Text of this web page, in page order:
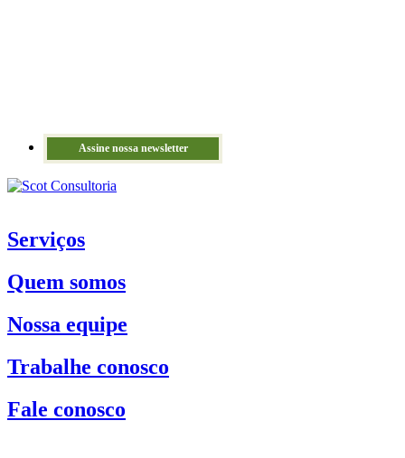
Assine nossa newsletter
Serviços
Quem somos
Nossa equipe
Trabalhe conosco
Fale conosco